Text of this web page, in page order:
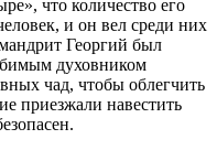
что количество его
и он вел среди них
Георгий был
духовником
чад, чтобы облегчить
приезжали навестить